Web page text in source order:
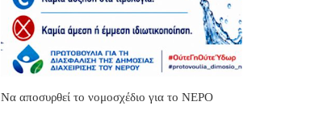
Να αποσυρθεί το νομοσχέδιο για το ΝΕΡΟ